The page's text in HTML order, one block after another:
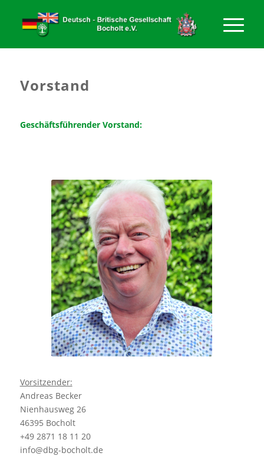
Vorstand
Geschäftsführender Vorstand:
Vorsitzender:
Andreas Becker
Nienhausweg 26
46395 Bocholt
+49 2871 18 11 20
info@dbg-bocholt.de